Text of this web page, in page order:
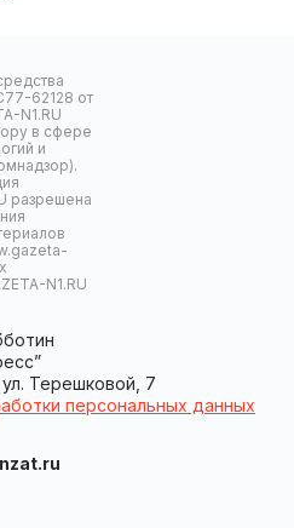
62128 от
N1.RU
в сфере
и
разрешена
N1.RU
Терешковой, 7
персональных данных